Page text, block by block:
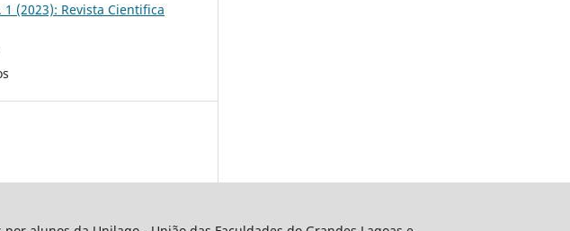
1 (2023): Revista Cientifica